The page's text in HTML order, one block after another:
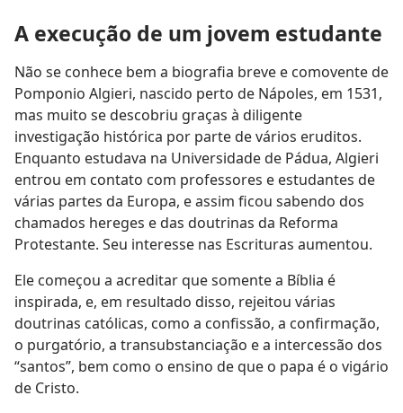
A execução de um jovem estudante
Não se conhece bem a biografia breve e comovente de
Pomponio Algieri, nascido perto de Nápoles, em 1531,
mas muito se descobriu graças à diligente
investigação histórica por parte de vários eruditos.
Enquanto estudava na Universidade de Pádua, Algieri
entrou em contato com professores e estudantes de
várias partes da Europa, e assim ficou sabendo dos
chamados hereges e das doutrinas da Reforma
Protestante. Seu interesse nas Escrituras aumentou.
Ele começou a acreditar que somente a Bíblia é
inspirada, e, em resultado disso, rejeitou várias
doutrinas católicas, como a confissão, a confirmação,
o purgatório, a transubstanciação e a intercessão dos
“santos”, bem como o ensino de que o papa é o vigário
de Cristo.